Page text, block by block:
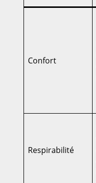
Confort
Respirabilité